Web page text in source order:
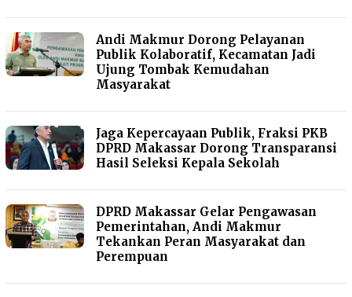
Andi Makmur Dorong Pelayanan
Publik Kolaboratif, Kecamatan Jadi
Ujung Tombak Kemudahan
Masyarakat
Jaga Kepercayaan Publik, Fraksi PKB
DPRD Makassar Dorong Transparansi
Hasil Seleksi Kepala Sekolah
DPRD Makassar Gelar Pengawasan
Pemerintahan, Andi Makmur
Tekankan Peran Masyarakat dan
Perempuan